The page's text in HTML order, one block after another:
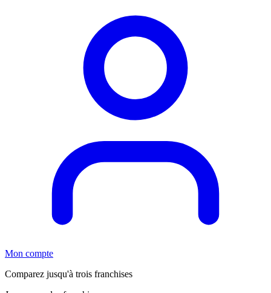
Mon compte
Comparez jusqu'à trois franchises